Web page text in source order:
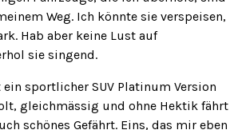
Weg. Ich könnte sie verspeisen,
Hab aber keine Lust auf
sie singend.
sportlicher SUV Platinum Version
gleichmässig und ohne Hektik fährt
schönes Gefährt. Eins, das mir eben